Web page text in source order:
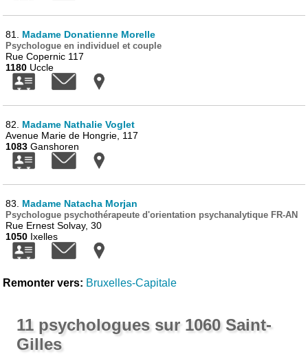
81. Madame Donatienne Morelle
Psychologue en individuel et couple
Rue Copernic 117
1180 Uccle
82. Madame Nathalie Voglet
Avenue Marie de Hongrie, 117
1083 Ganshoren
83. Madame Natacha Morjan
Psychologue psychothérapeute d'orientation psychanalytique FR-AN
Rue Ernest Solvay, 30
1050 Ixelles
Remonter vers: Bruxelles-Capitale
11 psychologues sur 1060 Saint-
Gilles